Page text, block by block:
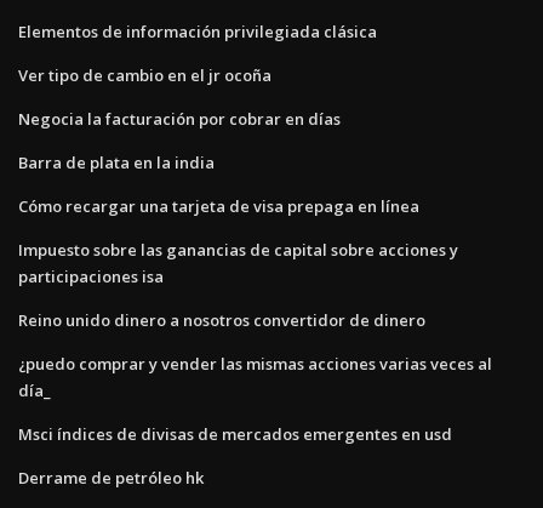
Elementos de información privilegiada clásica
Ver tipo de cambio en el jr ocoña
Negocia la facturación por cobrar en días
Barra de plata en la india
Cómo recargar una tarjeta de visa prepaga en línea
Impuesto sobre las ganancias de capital sobre acciones y
participaciones isa
Reino unido dinero a nosotros convertidor de dinero
¿puedo comprar y vender las mismas acciones varias veces al
día_
Msci índices de divisas de mercados emergentes en usd
Derrame de petróleo hk